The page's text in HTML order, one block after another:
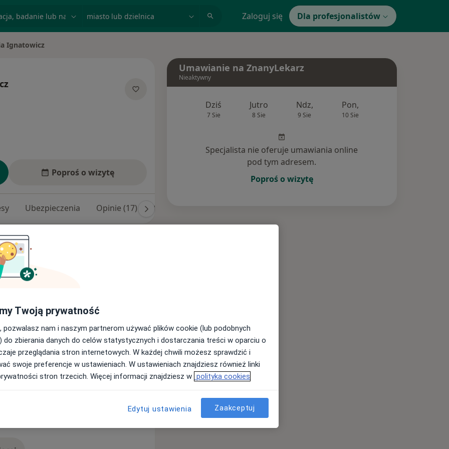
Zaloguj się Dla profesjonalistów
Ignatowicz
Poproś o wizytę
Ubezpieczenia Opinie (17) Odpowiedzi na pytania (1)
mój profil.
studia psychologiczne
we Wrocławiu). Obecnie
PTTPB szkoły psychoterapii
moje kompetencje
Zachowań (RTZ), techniki
na Rozwiązaniach, Szkolenia
technik CBT w pracy z
zawodowym psychologa (PTP).
jest dla mnie zrozumienie,
Depresja
Umawianie na ZnanyLekarz
Nieaktywny
Dziś
7 Sie
Jutro
8 Sie
Ndz,
9 Sie
Pon,
10 Sie
Specjalista nie oferuje umawiania online
pod tym adresem.
Poproś o wizytę
Twoją prywatność
pozwalasz nam i naszym partnerom używać plików cookie (lub podobnych
do zbierania danych do celów statystycznych i dostarczania treści w oparciu o
przeglądania stron internetowych. W każdej chwili możesz sprawdzić i
swoje preferencje w ustawieniach. W ustawieniach znajdziesz również linki
stron trzecich. Więcej informacji znajdziesz w polityka cookies
Edytuj ustawienia Zaakceptuj